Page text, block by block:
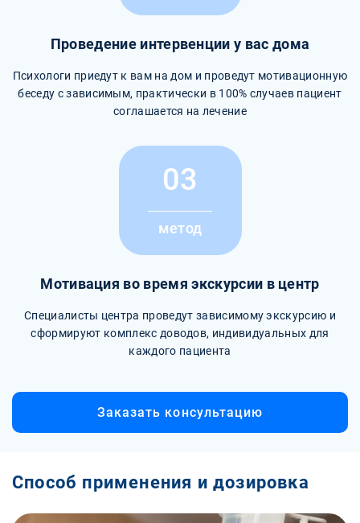
Проведение интервенции у вас дома
Психологи приедут к вам на дом и проведут мотивационную
беседу с зависимым, практически в 100% случаев пациент
соглашается на лечение
03
метод
Мотивация во время экскурсии в центр
Специалисты центра проведут зависимому экскурсию и
сформируют комплекс доводов, индивидуальных для
каждого пациента
Заказать консультацию
Способ применения и дозировка